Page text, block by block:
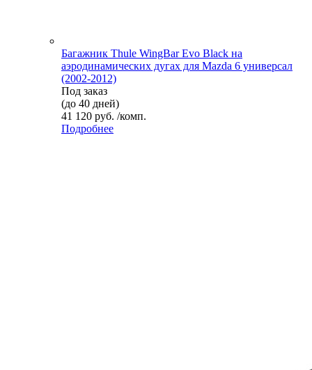
Багажник Thule WingBar Evo Black на
аэродинамических дугах для Mazda 6 универсал
(2002-2012)
Под заказ
(до 40 дней)
41 120 руб. /комп.
Подробнее